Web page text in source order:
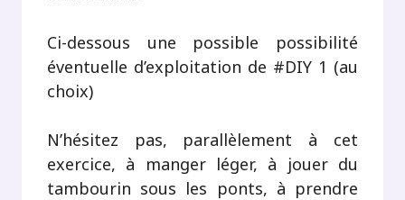
Ci-dessous une possible possibilité
éventuelle d’exploitation de #DIY 1 (au
choix)
N’hésitez pas, parallèlement à cet
exercice, à manger léger, à jouer du
tambourin sous les ponts, à prendre